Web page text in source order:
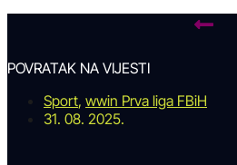
POVRATAK NA VIJESTI
Sport, wwin Prva liga FBiH
31. 08. 2025.